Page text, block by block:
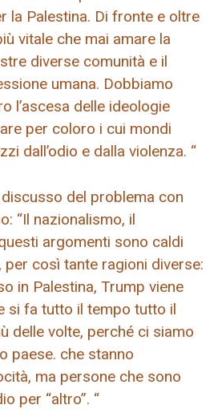
la Palestina. Di fronte e oltre
vitale che mai amare la
diverse comunità e il
umana. Dobbiamo
l’ascesa delle ideologie
per coloro i cui mondi
dall’odio e dalla violenza. “
del problema con
“Il nazionalismo, il
argomenti sono caldi
per così tante ragioni diverse:
in Palestina, Trump viene
si fa tutto il tempo tutto il
delle volte, perché ci siamo
paese. che stanno
ma persone che sono
per “altro”. “